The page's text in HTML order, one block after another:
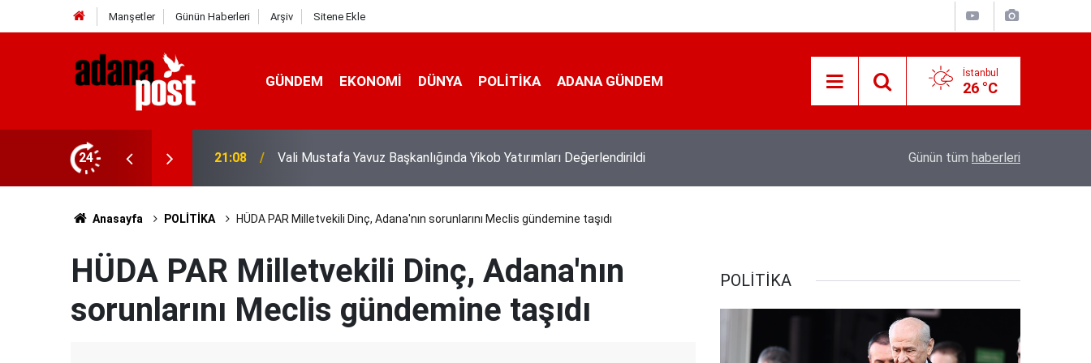
Manşetler Günün Haberleri Arşiv Sitene Ekle
GÜNDEM EKONOMI DÜNYA POLİTİKA ADANA GÜNDEM İstanbul
26 °C
24
Değerlendirildi 14:48 Bosna-Hersek'ten yola çıkan "Filistin Konvoyu" Adana'dan ayrıldı Doğan: "Kredi limitleri her yıl enflasyon
Günün tüm haberleri
Anasayfa POLİTİKA HÜDA PAR Milletvekili Dinç, Adana'nın sorunlarını Meclis gündemine taşıdı
HÜDA PAR Milletvekili Dinç, Adana'nın
sorunlarını Meclis gündemine taşıdı
POLİTİKA